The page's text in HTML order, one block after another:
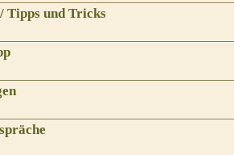
Tipps und Tricks